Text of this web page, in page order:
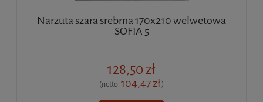
Narzuta szara srebrna 170x210 welwetowa
SOFIA 5
128,50 zł
(netto:104,47 zł)